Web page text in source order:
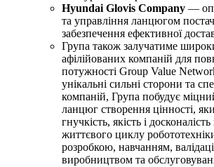
Hyundai Glovis Company —
та управління ланцюгом
забезпечення ефективної
Група також залучатиме
афілійованих компаній для
потужності Group Value
унікальні сильні сторони та
компаній, Група побудує
ланцюг створення цінності,
гнучкість, якість і
життєвого циклу
розробкою, навчанням,
виробництвом та